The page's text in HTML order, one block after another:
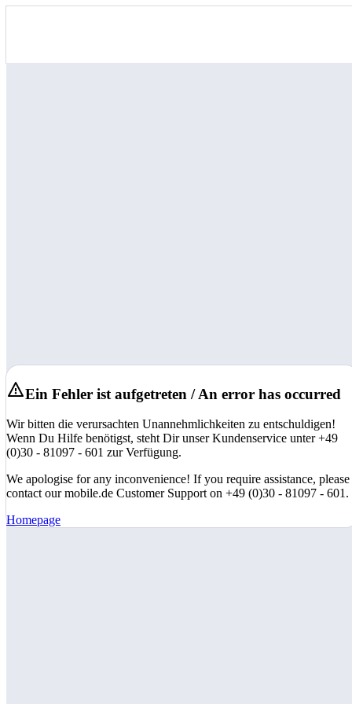
Ein Fehler ist aufgetreten / An error has occurred
Wir bitten die verursachten Unannehmlichkeiten zu entschuldigen!
Wenn Du Hilfe benötigst, steht Dir unser Kundenservice unter +49
(0)30 - 81097 - 601 zur Verfügung.
We apologise for any inconvenience! If you require assistance, please
contact our mobile.de Customer Support on +49 (0)30 - 81097 - 601.
Homepage